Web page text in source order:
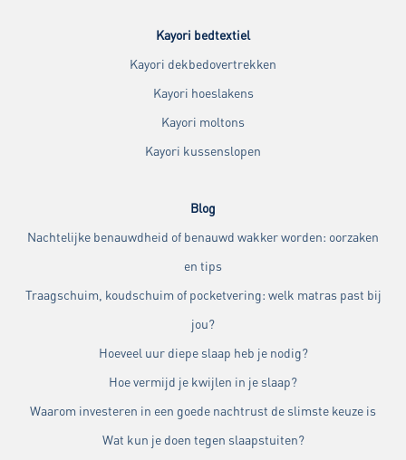
Kayori bedtextiel
Kayori dekbedovertrekken
Kayori hoeslakens
Kayori moltons
Kayori kussenslopen
Blog
Nachtelijke benauwdheid of benauwd wakker worden: oorzaken
en tips
Traagschuim, koudschuim of pocketvering: welk matras past bij
jou?
Hoeveel uur diepe slaap heb je nodig?
Hoe vermijd je kwijlen in je slaap?
Waarom investeren in een goede nachtrust de slimste keuze is
Wat kun je doen tegen slaapstuiten?